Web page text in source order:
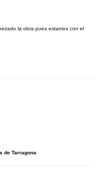
la obra pues estamos con el
de Tarragona